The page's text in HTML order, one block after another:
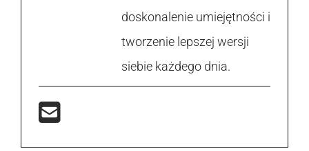
doskonalenie umiejętności i
tworzenie lepszej wersji
siebie każdego dnia.